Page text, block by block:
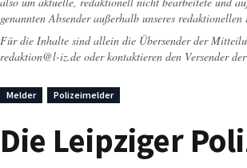
genannten Absender außerhalb unseres redaktionellen
Für die Inhalte sind allein die Übersender der
redaktion@l-iz.de oder kontaktieren den Versender
Melder Polizeimelder
Die Leipziger